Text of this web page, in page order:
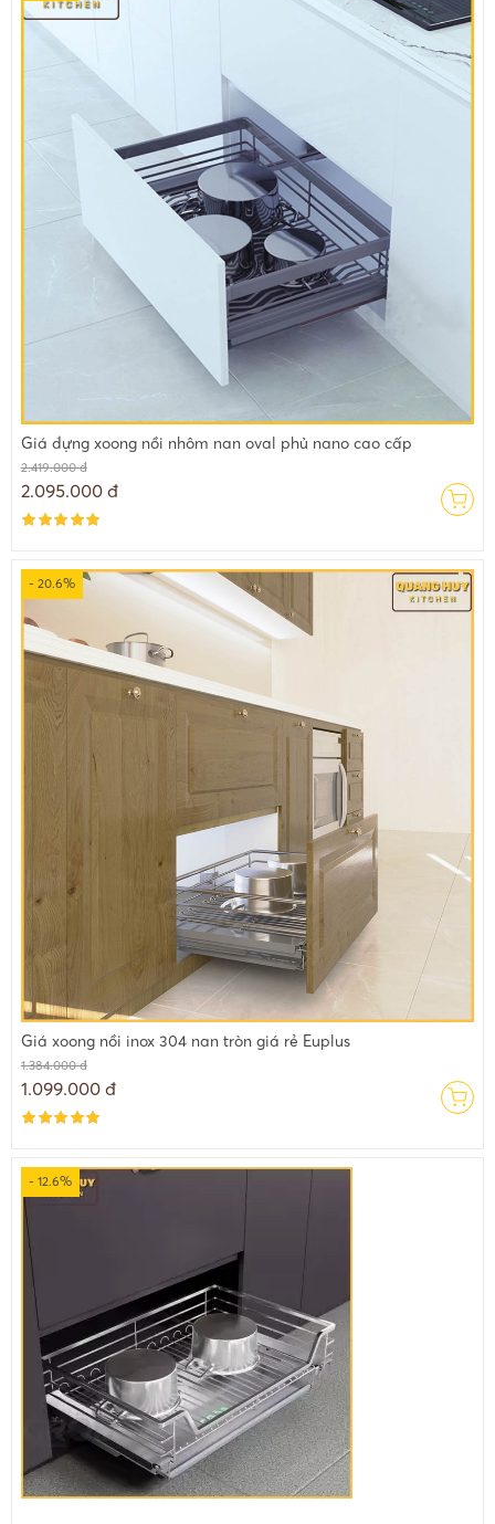
Giá đựng xoong nồi nhôm nan oval phủ nano cao cấp
2.419.000 đ
2.095.000 đ
- 20.6%
Giá xoong nồi inox 304 nan tròn giá rẻ Euplus
1.384.000 đ
1.099.000 đ
- 12.6%